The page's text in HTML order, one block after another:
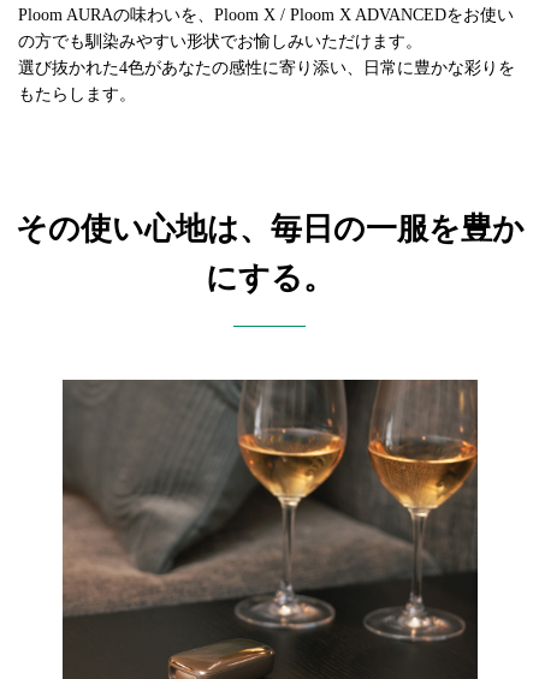
Ploom AURAの味わいを、Ploom X / Ploom X ADVANCEDをお使い
の方でも馴染みやすい形状でお愉しみいただけます。
選び抜かれた4色があなたの感性に寄り添い、日常に豊かな彩りを
もたらします。
その使い心地は、毎日の一服を豊か
にする。